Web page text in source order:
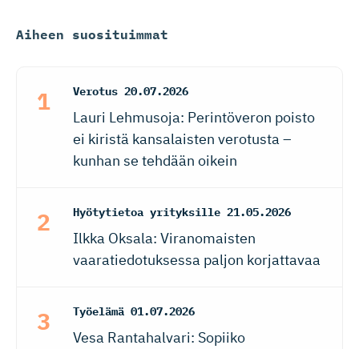
Aiheen suosituimmat
Verotus 20.07.2026
Lauri Lehmusoja: Perintöveron poisto
ei kiristä kansalaisten verotusta –
kunhan se tehdään oikein
Hyötytietoa yrityksille 21.05.2026
Ilkka Oksala: Viranomaisten
vaaratiedotuksessa paljon korjattavaa
Työelämä 01.07.2026
Vesa Rantahalvari: Sopiiko